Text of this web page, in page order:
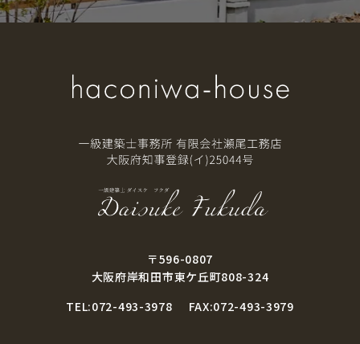
〒596-0807
大阪府岸和田市東ケ丘町808-324
TEL:072-493-3978
FAX:072-493-3979